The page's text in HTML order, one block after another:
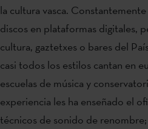
la cultura vasca.
discos en plataformas digitales,
cultura, gaztetxes o bares del
casi todos los estilos cantan en
escuelas de música y
experiencia les ha enseñado el
técnicos de sonido de